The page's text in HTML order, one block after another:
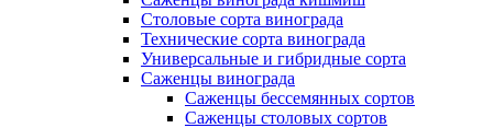
Столовые сорта винограда
Технические сорта винограда
Универсальные и гибридные сорта
Саженцы винограда
Саженцы бессемянных сортов
Саженцы столовых сортов